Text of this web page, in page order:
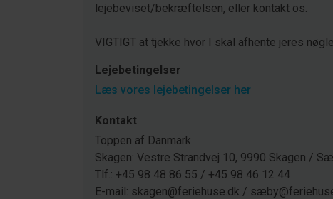
lejebeviset/bekræftelsen, eller kontakt os.
VIGTIGT at tjekke hvor I skal afhente jeres
Lejebetingelser
Læs vores lejebetingelser her
Kontakt
Toppen af Danmark
Skagen: Vestre Strandvej 10, 9990 Skagen /
Tlf.: +45 98 48 86 55 / +45 98 46 12 44
E-mail: skagen@feriehuse.dk /